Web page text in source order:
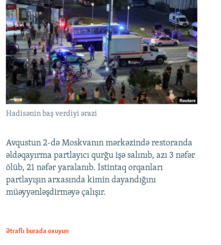
Hadisənin baş verdiyi ərazi
Avqustun 2-də Moskvanın mərkəzində restoranda
əldəqayırma partlayıcı qurğu işə salınıb, azı 3 nəfər
ölüb, 21 nəfər yaralanıb. İstintaq orqanları
partlayışın arxasında kimin dayandığını
müəyyənləşdirməyə çalışır.
Ətraflı burada oxuyun